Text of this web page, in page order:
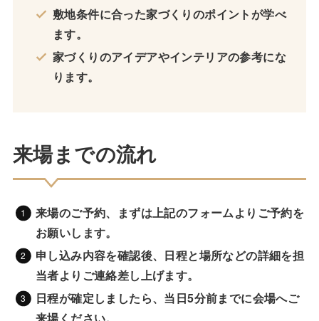
敷地条件に合った家づくりのポイントが学べ
ます。
家づくりのアイデアやインテリアの参考にな
ります。
来場までの流れ
来場のご予約、まずは上記のフォームよりご予約を
お願いします。
申し込み内容を確認後、日程と場所などの詳細を担
当者よりご連絡差し上げます。
日程が確定しましたら、 当日5分前までに会場へご
来場ください。